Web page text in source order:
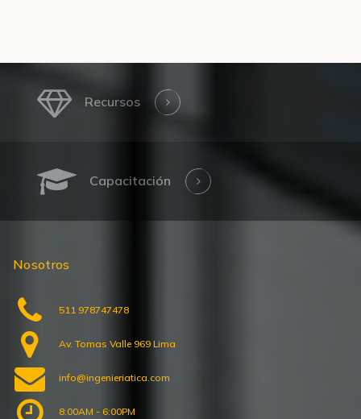
Recursos
Capacitación
Nosotros
511 978747478
Av. Tomas Valle 969 Lima
info@ingenieriatica.com
8:00AM - 6:00PM